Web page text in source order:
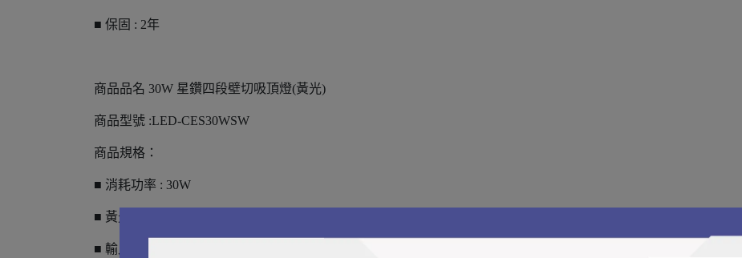
■ 保固 : 2年
商品品名 30W 星鑽四段壁切吸頂燈(黃光)
商品型號 :LED-CES30WSW
商品規格：
■ 消耗功率 : 30W
■ 黃光3000K
■ 輸入電壓 : 100-240V